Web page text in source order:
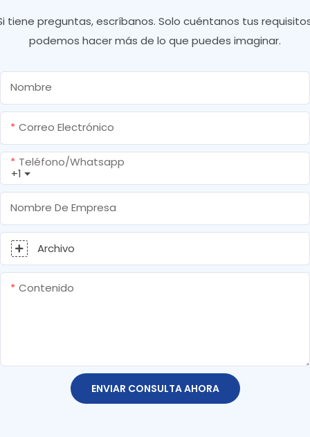
tiene preguntas, escríbanos. Solo cuéntanos tus
podemos hacer más de lo que puedes imaginar.
Nombre
Correo Electrónico
+1
Teléfono/whatsapp
Nombre De Empresa
Archivo
Contenido
ENVIAR CONSULTA AHORA